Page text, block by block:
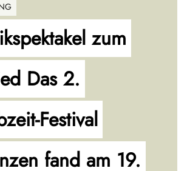
zum
Das 2.
Festival
fand am 19.